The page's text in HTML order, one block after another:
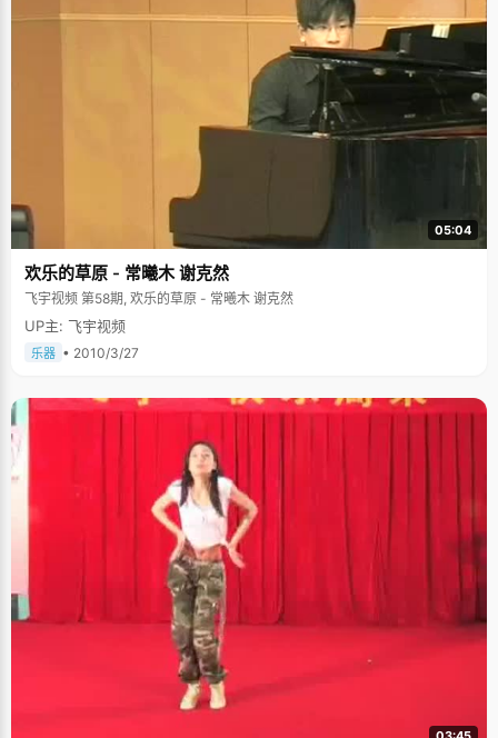
05:04
欢乐的草原 - 常曦木 谢克然
飞宇视频 第58期, 欢乐的草原 - 常曦木 谢克然
UP主: 飞宇视频
乐器 • 2010/3/27